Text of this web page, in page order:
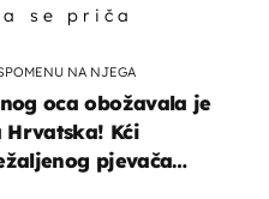
se priča
NA NJEGA
oca obožavala je
Hrvatska! Kći
pjevača